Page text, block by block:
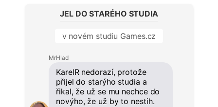
JEL DO STARÉHO STUDIA
v novém studiu Games.cz
MrHlad
KarelR nedorazí, protože
přijel do starýho studia a
řikal, že už se mu nechce do
novýho, že už by to nestih.